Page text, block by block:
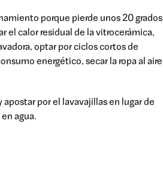
porque pierde unos 20 grados
el calor residual de la vitrocerámica,
optar por ciclos cortos de
energético, secar la ropa al aire
por el lavavajillas en lugar de
agua.